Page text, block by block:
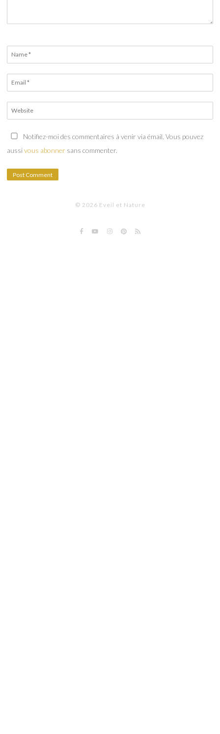
Notifiez-moi des commentaires à venir via émail. Vous pouvez
aussivous abonner sans commenter.
© 2026 Eveil et Nature